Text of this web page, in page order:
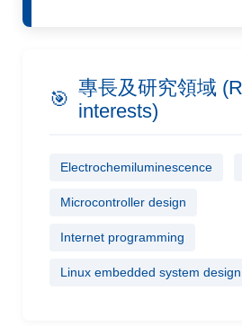
🎯
專長及研究領域
interests)
Electrochemiluminescence
Microcontroller design
Internet programming
Linux embedded system design